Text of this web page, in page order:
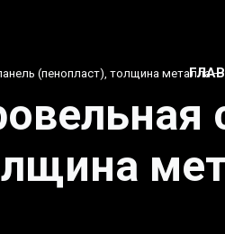
(пенопласт), толщина металла